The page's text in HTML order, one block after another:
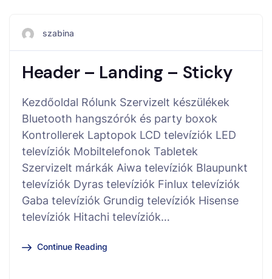
szabina
Header – Landing – Sticky
Kezdőoldal Rólunk Szervizelt készülékek
Bluetooth hangszórók és party boxok
Kontrollerek Laptopok LCD televíziók LED
televíziók Mobiltelefonok Tabletek
Szervizelt márkák Aiwa televíziók Blaupunkt
televíziók Dyras televíziók Finlux televíziók
Gaba televíziók Grundig televíziók Hisense
televíziók Hitachi televíziók…
Continue Reading